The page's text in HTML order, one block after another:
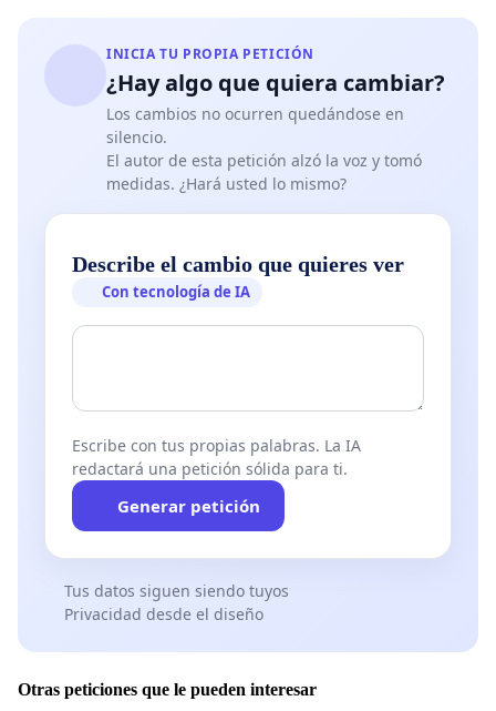
INICIA TU PROPIA PETICIÓN
¿Hay algo que quiera cambiar?
Los cambios no ocurren quedándose en
silencio.
El autor de esta petición alzó la voz y tomó
medidas. ¿Hará usted lo mismo?
Describe el cambio que quieres ver
Con tecnología de IA
Escribe con tus propias palabras. La IA
redactará una petición sólida para ti.
Generar petición
Tus datos siguen siendo tuyos
Privacidad desde el diseño
Otras peticiones que le pueden interesar